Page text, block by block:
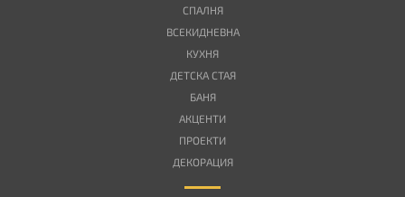
СПАЛНЯ
ВСЕКИДНЕВНА
КУХНЯ
ДЕТСКА СТАЯ
БАНЯ
АКЦЕНТИ
ПРОЕКТИ
ДЕКОРАЦИЯ